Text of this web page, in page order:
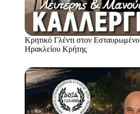
Κρητικό Γλέντι στον Εσταυρωμένο
Ηρακλείου Κρήτης